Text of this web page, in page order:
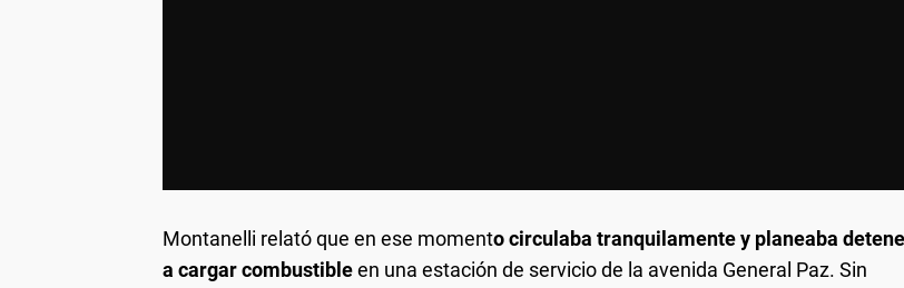
Montanelli relató que en ese momento circulaba tranquilamente y planeaba
a cargar combustibleen una estación de servicio de la avenida General Paz. Sin